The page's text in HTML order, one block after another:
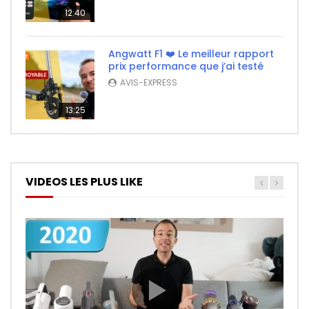
12:40
13:25
Angwatt F1 ❤️ Le meilleur rapport
prix performance que j’ai testé
AVIS-EXPRESS
VIDEOS LES PLUS LIKE